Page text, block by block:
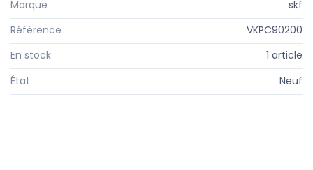
Marque
skf
Référence
VKPC90200
En stock
1 article
État
Neuf